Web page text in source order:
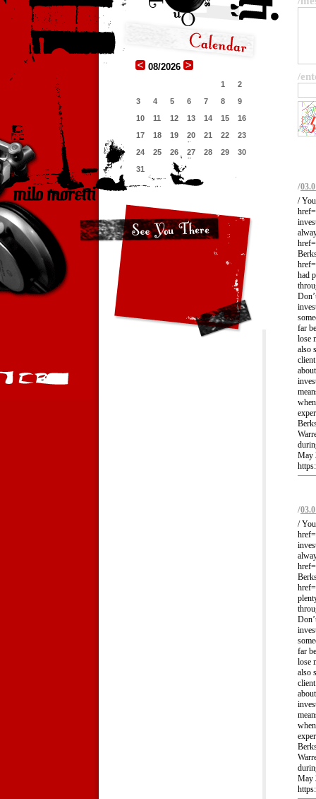
08/2026
1
2
3
4 5 6 7 8
9
10
11 12 13 14 15
16
17
18 19 20 21 22
23
24
25 26 27 28 29
30
31
/
/
/
had
far
lose
also
May
/
/
far
lose
also
May